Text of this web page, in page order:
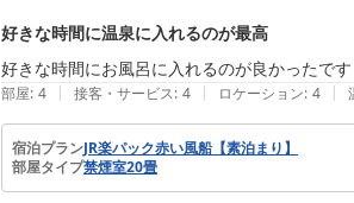
好きな時間に温泉に入れるのが最高
好きな時間にお風呂に入れるのが良かったです
部屋: 4 | 接客・サービス: 4 | ロケーション: 4 |
宿泊プランJR楽パック赤い風船【素泊まり】
部屋タイプ禁煙室20畳